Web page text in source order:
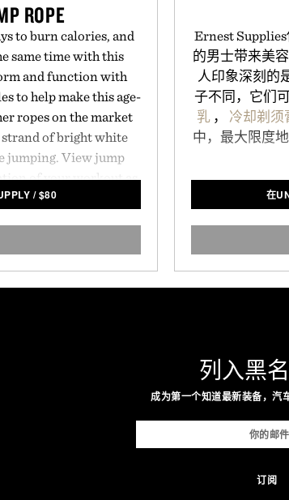
ROPE
to burn calories, and
same time with this
and function with
to help make this age-
ropes on the market
strand of bright white
jumping. View jump
of your workout as
the data is then
and an epic workout
/$80
Ernest
的男士带来美
人印象深刻的
子不同，它们
乳 ， 冷却剃须
中，最大限度
在
列入黑名
成为第一个知道最新装备，汽